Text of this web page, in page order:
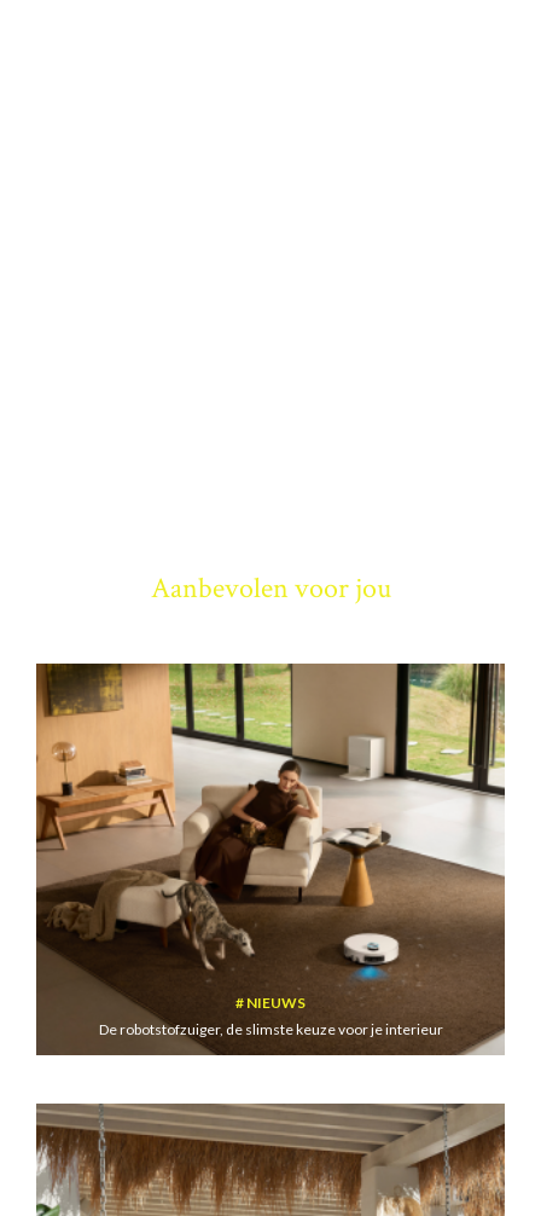
Aanbevolen voor jou
NIEUWS
De robotstofzuiger, de slimste keuze voor je interieur